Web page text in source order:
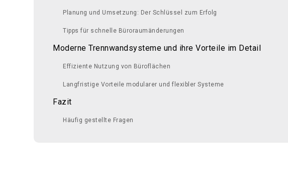
Planung und Umsetzung: Der Schlüssel zum Erfolg
Tipps für schnelle Büroraumänderungen
Moderne Trennwandsysteme und ihre Vorteile im Detail
Effiziente Nutzung von Büroflächen
Langfristige Vorteile modularer und flexibler Systeme
Fazit
Häufig gestellte Fragen